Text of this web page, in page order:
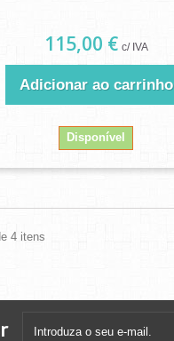
115,00 € c/ IVA
Adicionar ao carrinho
Disponível
4 itens